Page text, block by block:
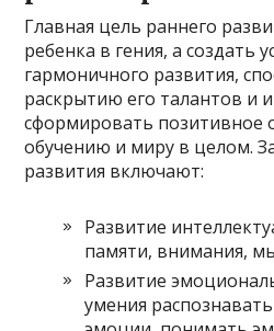
Главная цель раннего
ребенка в гения, а создать
гармоничного развития,
раскрытию его талантов и
сформировать позитивное
обучению и миру в целом.
развития включают:
Развитие
памяти, внимания,
Развитие
умения